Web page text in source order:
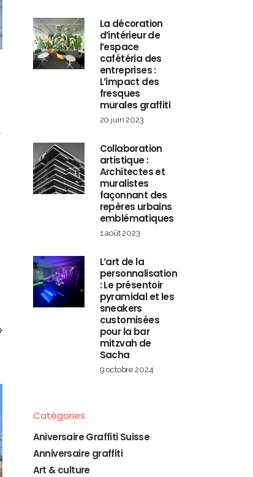
La décoration
d’intérieur de
l’espace
cafétéria des
entreprises :
L’impact des
fresques
murales graffiti
20 juin 2023
Collaboration
artistique :
Architectes et
muralistes
façonnant des
repères urbains
emblématiques
1 août 2023
L’art de la
personnalisation
: Le présentoir
pyramidal et les
sneakers
customisées
pour la bar
mitzvah de
Sacha
9 octobre 2024
Catégories
Aniversaire Graffiti Suisse
Anniversaire graffiti
Art & culture